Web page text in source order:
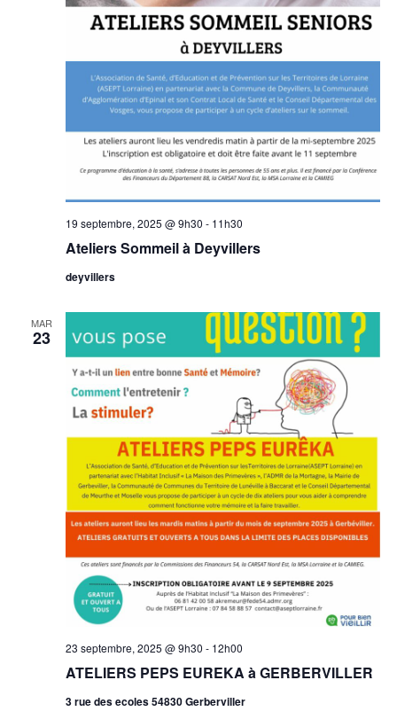
Ateliers Sommeil à Deyvillers
19 septembre, 2025 @ 9h30 - 11h30
deyvillers
MAR
23
ATELIERS PEPS EUREKA à GERBERVILLER
23 septembre, 2025 @ 9h30 - 12h00
3 rue des ecoles 54830 Gerberviller